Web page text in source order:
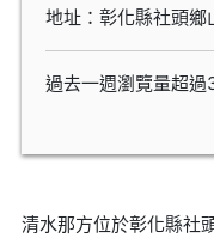
地址：彰化縣社頭
過去一週瀏覽量超過
清水那方位於彰化縣社